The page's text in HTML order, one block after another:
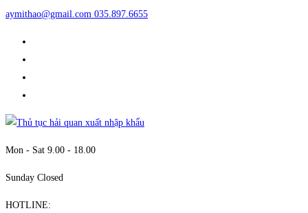
aymithao@gmail.com 035.897.6655
Mon - Sat 9.00 - 18.00
Sunday Closed
HOTLINE: